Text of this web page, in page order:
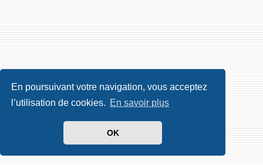
En poursuivant votre navigation, vous acceptez
l’utilisation de cookies. En savoir plus
OK